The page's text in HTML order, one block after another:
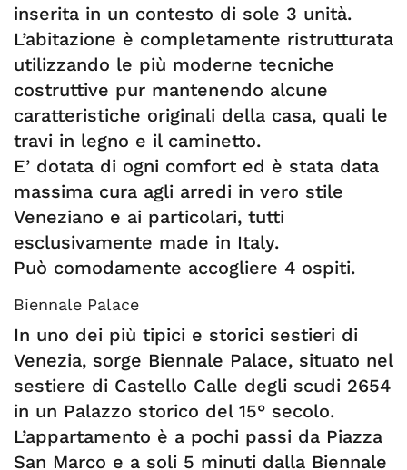
inserita in un contesto di sole 3 unità.
L’abitazione è completamente ristrutturata
utilizzando le più moderne tecniche
costruttive pur mantenendo alcune
caratteristiche originali della casa, quali le
travi in legno e il caminetto.
E’ dotata di ogni comfort ed è stata data
massima cura agli arredi in vero stile
Veneziano e ai particolari, tutti
esclusivamente made in Italy.
Può comodamente accogliere 4 ospiti.
Biennale Palace
In uno dei più tipici e storici sestieri di
Venezia, sorge Biennale Palace, situato nel
sestiere di Castello Calle degli scudi 2654
in un Palazzo storico del 15° secolo.
L’appartamento è a pochi passi da Piazza
San Marco e a soli 5 minuti dalla Biennale